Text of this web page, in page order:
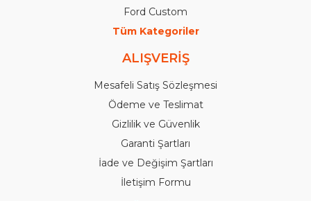
Ford Custom
Tüm Kategoriler
ALIŞVERİŞ
Mesafeli Satış Sözleşmesi
Ödeme ve Teslimat
Gizlilik ve Güvenlik
Garanti Şartları
İade ve Değişim Şartları
İletişim Formu